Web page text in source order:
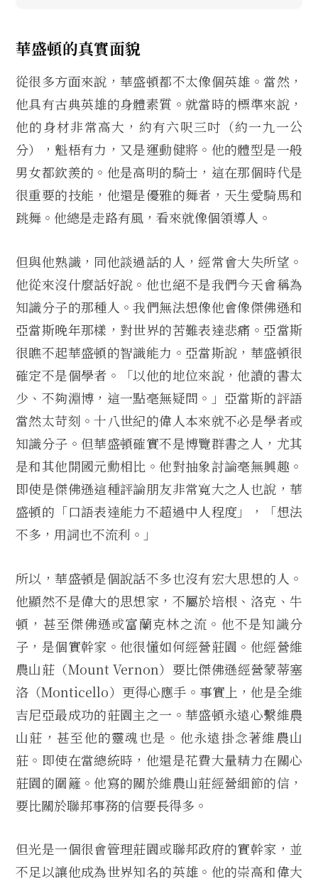
華盛頓的真實面貌
從很多方面來說，華盛頓都不太像個英雄。當然，
他具有古典英雄的身體素質。就當時的標準來說，
他的身材非常高大，約有六呎三吋（約一九一公
分），魁梧有力，又是運動健將。他的體型是一般
男女都欽羨的。他是高明的騎士，這在那個時代是
很重要的技能，他還是優雅的舞者，天生愛騎馬和
跳舞。他總是走路有風，看來就像個領導人。
但與他熟識，同他談過話的人，經常會大失所望。
他從來沒什麼話好說。他也絕不是我們今天會稱為
知識分子的那種人。我們無法想像他會像傑佛遜和
亞當斯晚年那樣，對世界的苦難表達悲痛。亞當斯
很瞧不起華盛頓的智識能力。亞當斯說，華盛頓很
確定不是個學者。「以他的地位來說，他讀的書太
少、不夠淵博，這一點毫無疑問。」亞當斯的評語
當然太苛刻。十八世紀的偉人本來就不必是學者或
知識分子。但華盛頓確實不是博覽群書之人，尤其
是和其他開國元勳相比。他對抽象討論毫無興趣。
即使是傑佛遜這種評論朋友非常寬大之人也說，華
盛頓的「口語表達能力不超過中人程度」，「想法
不多，用詞也不流利。」
所以，華盛頓是個說話不多也沒有宏大思想的人。
他顯然不是偉大的思想家，不屬於培根、洛克、牛
頓，甚至傑佛遜或富蘭克林之流。他不是知識分
子，是個實幹家。他很懂如何經營莊園。他經營維
農山莊（Mount Vernon）要比傑佛遜經營蒙蒂塞
洛（Monticello）更得心應手。事實上，他是全維
吉尼亞最成功的莊園主之一。華盛頓永遠心繫維農
山莊，甚至他的靈魂也是。他永遠掛念著維農山
莊。即使在當總統時，他還是花費大量精力在關心
莊園的圍籬。他寫的關於維農山莊經營細節的信，
要比關於聯邦事務的信要長得多。
但光是一個很會管理莊園或聯邦政府的實幹家，並
不足以讓他成為世界知名的英雄。他的崇高和偉大